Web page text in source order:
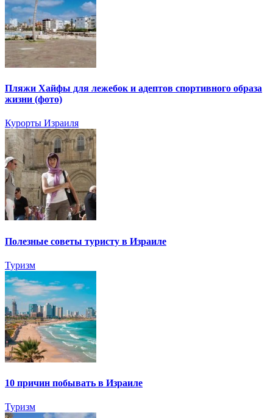
Пляжи Хайфы для лежебок и адептов спортивного образа
жизни (фото)
Курорты Израиля
Полезные советы туристу в Израиле
Туризм
10 причин побывать в Израиле
Туризм